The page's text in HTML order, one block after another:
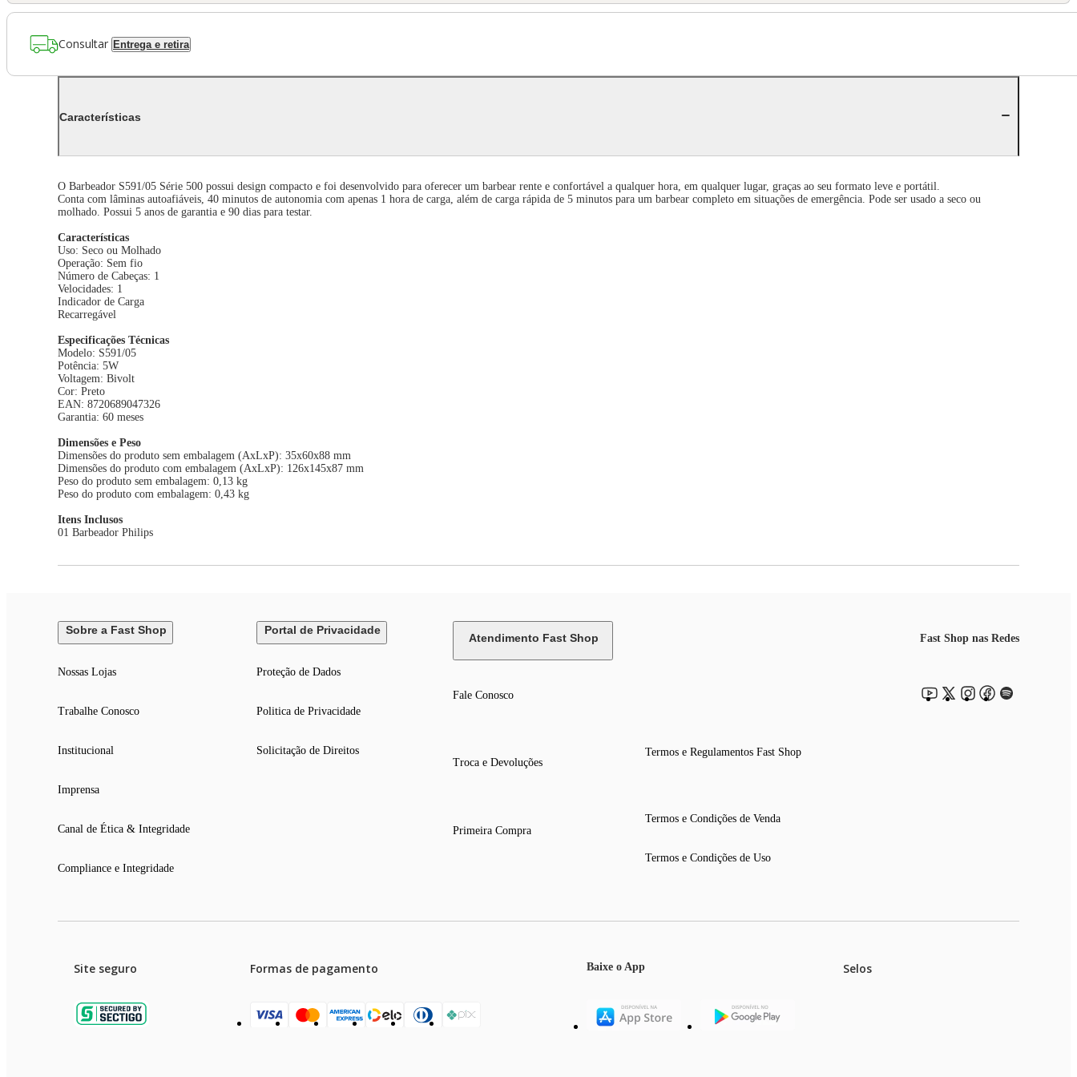
Consultar Entrega e retira
Características
O Barbeador S591/05 Série 500 possui design compacto e foi desenvolvido para oferecer um barbear rente e confortável a qualquer hora, em qualquer lugar, graças ao seu formato leve e portátil.
Conta com lâminas autoafiáveis, 40 minutos de autonomia com apenas 1 hora de carga, além de carga rápida de 5 minutos para um barbear completo em situações de emergência. Pode ser usado a seco ou
molhado. Possui 5 anos de garantia e 90 dias para testar.
Características
Uso: Seco ou Molhado
Operação: Sem fio
Número de Cabeças: 1
Velocidades: 1
Indicador de Carga
Recarregável
Especificações Técnicas
Modelo: S591/05
Potência: 5W
Voltagem: Bivolt
Cor: Preto
EAN: 8720689047326
Garantia: 60 meses
Dimensões e Peso
Dimensões do produto sem embalagem (AxLxP): 35x60x88 mm
Dimensões do produto com embalagem (AxLxP): 126x145x87 mm
Peso do produto sem embalagem: 0,13 kg
Peso do produto com embalagem: 0,43 kg
Itens Inclusos
01 Barbeador Philips
Sobre a Fast Shop
Nossas Lojas
Trabalhe Conosco
Institucional
Imprensa
Canal de Ética & Integridade
Compliance e Integridade
Portal de Privacidade
Proteção de Dados
Politica de Privacidade
Solicitação de Direitos
Atendimento Fast Shop
Fale Conosco
Troca e Devoluções
Primeira Compra
Termos e Regulamentos Fast Shop
Termos e Condições de Venda
Termos e Condições de Uso
Fast Shop nas Redes
Site seguro Formas de pagamento Baixe o App Selos